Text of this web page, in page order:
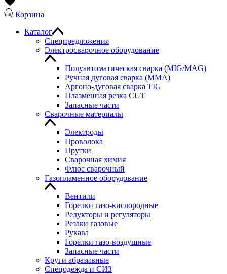
Корзина
Каталог
Спецпредложения
Электросварочное оборудование
Полуавтоматическая сварка (MIG/MAG)
Ручная дуговая сварка (MMA)
Аргоно-дуговая сварка TIG
Плазменная резка CUT
Запасные части
Сварочные материалы
Электроды
Проволока
Прутки
Сварочная химия
Флюс сварочный
Газопламенное оборудование
Вентили
Горелки газо-кислородные
Редукторы и регуляторы
Резаки газовые
Рукава
Горелки газо-воздушные
Запасные части
Круги абразивные
Спецодежда и СИЗ